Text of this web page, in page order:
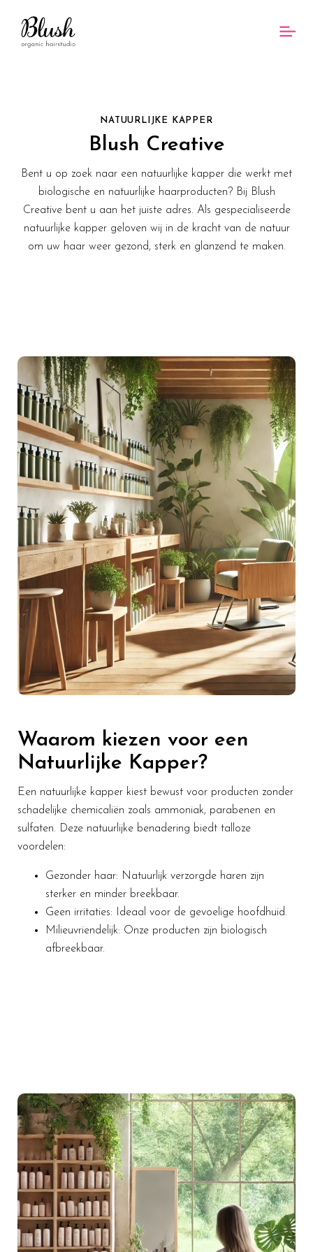
NATUURLIJKE KAPPER
Blush Creative
Bent u op zoek naar een natuurlijke kapper die werkt met
biologische en natuurlijke haarproducten? Bij Blush
Creative bent u aan het juiste adres. Als gespecialiseerde
natuurlijke kapper geloven wij in de kracht van de natuur
om uw haar weer gezond, sterk en glanzend te maken.
Waarom kiezen voor een
Natuurlijke Kapper?
Een natuurlijke kapper kiest bewust voor producten zonder
schadelijke chemicaliën zoals ammoniak, parabenen en
sulfaten. Deze natuurlijke benadering biedt talloze
voordelen:
Gezonder haar: Natuurlijk verzorgde haren zijn
sterker en minder breekbaar.
Geen irritaties: Ideaal voor de gevoelige hoofdhuid.
Milieuvriendelijk: Onze producten zijn biologisch
afbreekbaar.